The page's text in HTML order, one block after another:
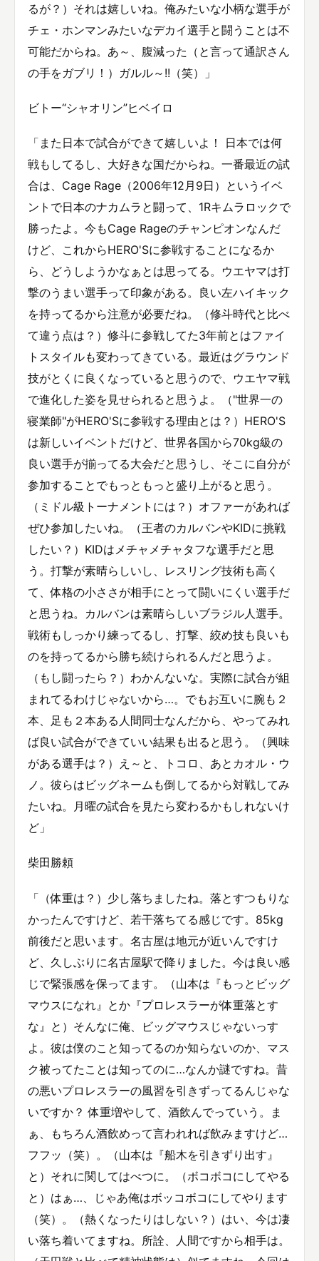
るが？）それは嬉しいね。俺みたいな小柄な選手が
チェ・ホンマンみたいなデカイ選手と闘うことは不
可能だからね。あ～、腹減った（と言って通訳さん
の手をガブリ！）ガルル～!!（笑）」
ビトー“シャオリン”ヒベイロ
「また日本で試合ができて嬉しいよ！ 日本では何
戦もしてるし、大好きな国だからね。一番最近の試
合は、Cage Rage（2006年12月9日）というイベ
ントで日本のナカムラと闘って、1Rキムラロックで
勝ったよ。今もCage Rageのチャンピオンなんだ
けど、これからHERO'Sに参戦することになるか
ら、どうしようかなぁとは思ってる。ウエヤマは打
撃のうまい選手って印象がある。良い左ハイキック
を持ってるから注意が必要だね。（修斗時代と比べ
て違う点は？）修斗に参戦してた3年前とはファイ
トスタイルも変わってきている。最近はグラウンド
技がとくに良くなっていると思うので、ウエヤマ戦
で進化した姿を見せられると思うよ。（"世界一の
寝業師"がHERO'Sに参戦する理由とは？）HERO'S
は新しいイベントだけど、世界各国から70kg級の
良い選手が揃ってる大会だと思うし、そこに自分が
参加することでもっともっと盛り上がると思う。
（ミドル級トーナメントには？）オファーがあれば
ぜひ参加したいね。（王者のカルバンやKIDに挑戦
したい？）KIDはメチャメチャタフな選手だと思
う。打撃が素晴らしいし、レスリング技術も高く
て、体格の小ささが相手にとって闘いにくい選手だ
と思うね。カルバンは素晴らしいブラジル人選手。
戦術もしっかり練ってるし、打撃、絞め技も良いも
のを持ってるから勝ち続けられるんだと思うよ。
（もし闘ったら？）わかんないな。実際に試合が組
まれてるわけじゃないから…。でもお互いに腕も２
本、足も２本ある人間同士なんだから、やってみれ
ば良い試合ができていい結果も出ると思う。（興味
がある選手は？）え～と、トコロ、あとカオル・ウ
ノ。彼らはビッグネームも倒してるから対戦してみ
たいね。月曜の試合を見たら変わるかもしれないけ
ど」
柴田勝頼
「（体重は？）少し落ちましたね。落とすつもりな
かったんですけど、若干落ちてる感じです。85kg
前後だと思います。名古屋は地元が近いんですけ
ど、久しぶりに名古屋駅で降りました。今は良い感
じで緊張感を保ってます。（山本は『もっとビッグ
マウスになれ』とか『プロレスラーが体重落とす
な』と）そんなに俺、ビッグマウスじゃないっす
よ。彼は僕のこと知ってるのか知らないのか、マス
ク被ってたことは知ってのに…なんか謎ですね。昔
の悪いプロレスラーの風習を引きずってるんじゃな
いですか？ 体重増やして、酒飲んでっていう。ま
ぁ、もちろん酒飲めって言われれば飲みますけど…
フフッ（笑）。（山本は『船木を引きずり出す』
と）それに関してはべつに。（ボコボコにしてやる
と）はぁ…、じゃあ俺はボッコボコにしてやります
（笑）。（熱くなったりはしない？）はい、今は凄
い落ち着いてますね。所詮、人間ですから相手は。